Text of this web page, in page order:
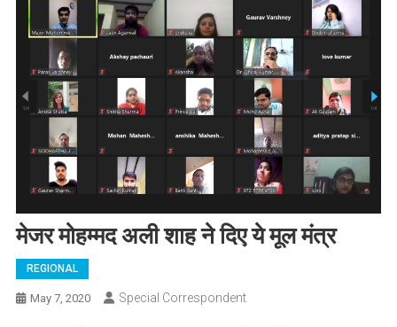
मेजर मोहम्मद अली शाह ने दिए ये मूल मंत्र
REGIONAL
May 7, 2020 Special Correspondent